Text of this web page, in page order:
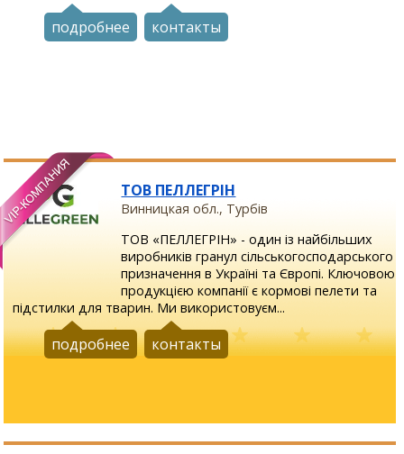
подробнее контакты
ТОВ ПЕЛЛЕГРІН
Винницкая обл., Турбів
ТОВ «ПЕЛЛЕГРІН» - один із найбільших
виробників гранул сільськогосподарського
призначення в Україні та Європі. Ключовою
продукцією компанії є кормові пелети та
підстилки для тварин. Ми використовуєм...
подробнее контакты